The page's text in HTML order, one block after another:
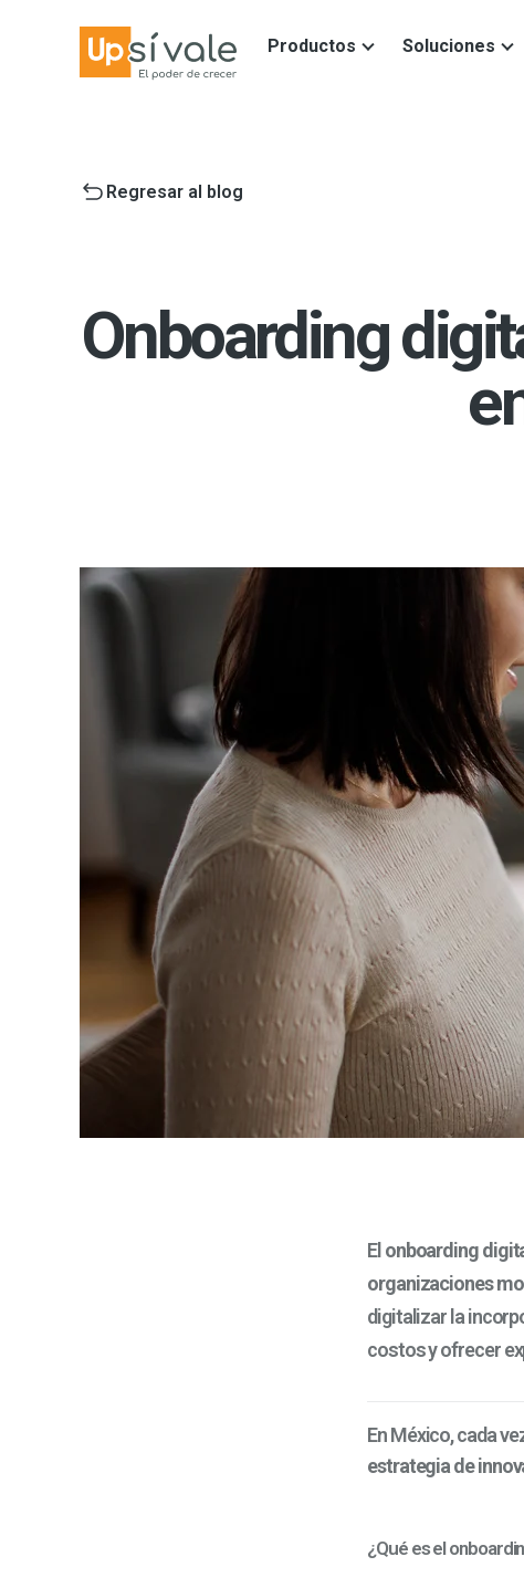
Productos Soluciones
Regresar al blog
Onboarding
Elonboarding
organizaciones
digitalizar la
costos y ofrecer
En México, cada
estrategia de
¿Qué es el